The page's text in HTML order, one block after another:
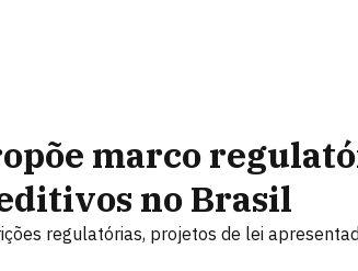
marco
no Brasil
regulatórias, projetos de lei